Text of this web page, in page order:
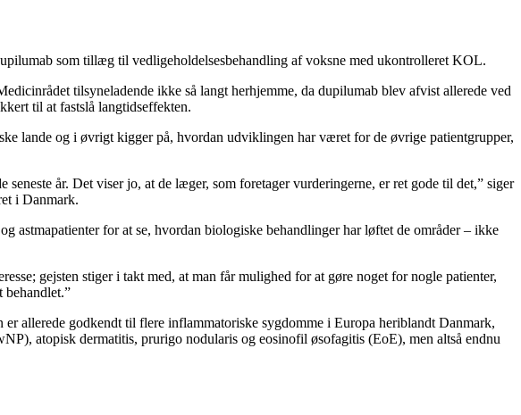
som tillæg til vedligeholdelsesbehandling af voksne med ukontrolleret KOL.
tilsyneladende ikke så langt herhjemme, da dupilumab blev afvist allerede ved
til at fastslå langtidseffekten.
lande og i øvrigt kigger på, hvordan udviklingen har været for de øvrige patientgrupper,
år. Det viser jo, at de læger, som foretager vurderingerne, er ret gode til det,” siger
i Danmark.
for at se, hvordan biologiske behandlinger har løftet de områder – ikke
gejsten stiger i takt med, at man får mulighed for at gøre noget for nogle patienter,
behandlet.”
allerede godkendt til flere inflammatoriske sygdomme i Europa heriblandt Danmark,
atopisk dermatitis, prurigo nodularis og eosinofil øsofagitis (EoE), men altså endnu